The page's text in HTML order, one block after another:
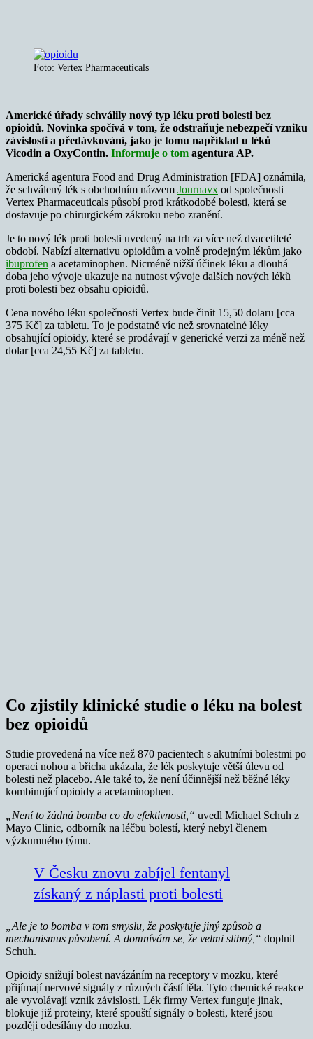
Foto: Vertex Pharmaceuticals
Americké úřady schválily nový typ léku proti bolesti bez
opioidů. Novinka spočívá v tom, že odstraňuje nebezpečí vzniku
závislosti a předávkování, jako je tomu například u léků
Vicodin a OxyContin. Informuje o tom agentura AP.
Americká agentura Food and Drug Administration [FDA] oznámila,
že schválený lék s obchodním názvem Journavx od společnosti
Vertex Pharmaceuticals působí proti krátkodobé bolesti, která se
dostavuje po chirurgickém zákroku nebo zranění.
Je to nový lék proti bolesti uvedený na trh za více než dvacetileté
období. Nabízí alternativu opioidům a volně prodejným lékům jako
ibuprofen a acetaminophen. Nicméně nižší účinek léku a dlouhá
doba jeho vývoje ukazuje na nutnost vývoje dalších nových léků
proti bolesti bez obsahu opioidů.
Cena nového léku společnosti Vertex bude činit 15,50 dolaru [cca
375 Kč] za tabletu. To je podstatně víc než srovnatelné léky
obsahující opioidy, které se prodávají v generické verzi za méně než
dolar [cca 24,55 Kč] za tabletu.
Co zjistily klinické studie o léku na bolest
bez opioidů
Studie provedená na více než 870 pacientech s akutními bolestmi po
operaci nohou a břicha ukázala, že lék poskytuje větší úlevu od
bolesti než placebo. Ale také to, že není účinnější než běžné léky
kombinující opioidy a acetaminophen.
„Není to žádná bomba co do efektivnosti,“ uvedl Michael Schuh z
Mayo Clinic, odborník na léčbu bolestí, který nebyl členem
výzkumného týmu.
V Česku znovu zabíjel fentanyl
získaný z náplasti proti bolesti
„Ale je to bomba v tom smyslu, že poskytuje jiný způsob a
mechanismus působení. A domnívám se, že velmi slibný,“ doplnil
Schuh.
Opioidy snižují bolest navázáním na receptory v mozku, které
přijímají nervové signály z různých částí těla. Tyto chemické reakce
ale vyvolávají vznik závislosti. Lék firmy Vertex funguje jinak,
blokuje již proteiny, které spouští signály o bolesti, které jsou
později odesílány do mozku.